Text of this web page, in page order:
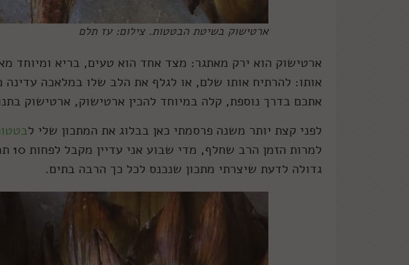
ארטישוק בשיטת הבטטות. צילום: עז תלם
ארטישוק הוא ירק מאתגר: מצד אחד הוא טעים, בריא ומיוחד
אותו: להרתיח אותו שלם, או לגלף את הלב שלו במלאכה
אתכם בדרך נוספת, קלה במיוחד להכין ארטישוק, ארטישוק
לפני קצת יותר משנה פרסמתי כאן בבלוג את המתכון שלי ל
גדולה לדעת שיצרתי מתכון שנכנס לכל כך הרבה בתים.